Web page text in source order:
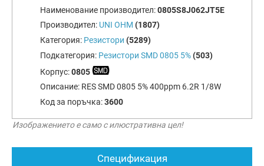
Наименование производител:0805S8J062JT5E
Производител: UNI OHM (1807)
Категория: Резистори (5289)
Подкатегория: Резистори SMD 0805 5% (503)
Корпус:0805
Описание: RES SMD 0805 5% 400ppm 6.2R 1/8W
Код за поръчка:3600
Изображението е само с илюстративна цел!
Спецификация